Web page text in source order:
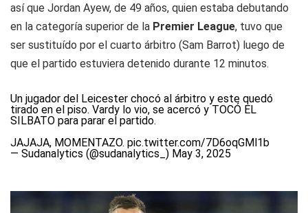
así que Jordan Ayew, de 49 años, quien estaba debutando
en la categoría superior de la Premier League, tuvo que
ser sustituído por el cuarto árbitro (Sam Barrot) luego de
que el partido estuviera detenido durante 12 minutos.
Un jugador del Leicester chocó al árbitro y este quedó
tirado en el piso. Vardy lo vio, se acercó y TOCÓ EL
SILBATO para parar el partido.
JAJAJA, MOMENTAZO. pic.twitter.com/7D6oqGMl1b
— Sudanalytics (@sudanalytics_) May 3, 2025